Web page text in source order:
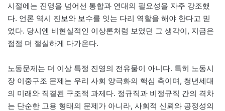
시절에는 진영을 넘어선 통합과 연대의 필요성을 자주 강조했
다. 언론 역시 진보와 보수를 잇는 다리 역할을 해야 한다고 믿
었다. 당시엔 비현실적인 이상론처럼 보였던 그 생각이, 지금은
점점 더 절실하게 다가온다.
노동문제는 더 이상 특정 진영의 전유물이 아니다. 특히 노동시
장 이중구조 문제는 우리 사회 양극화의 핵심 축이며, 청년세대
의 미래와 직결된 구조적 과제다. 정규직과 비정규직 간의 격차
는 단순한 고용 형태의 문제가 아니라, 사회적 신뢰와 공정성의